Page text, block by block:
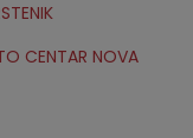
CENTAR NOVA